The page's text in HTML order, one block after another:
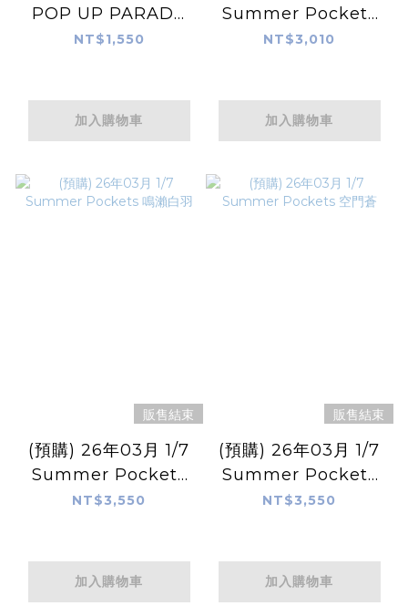
POP UP PARADE
SP 珂蕾妲·貝洛伯格
NT$1,550
加入購物車
Summer Pockets
加藤羽未
NT$3,010
加入購物車
販售結束
(預購) 26年03月 1/7
Summer Pockets
鳴瀨白羽
NT$3,550
加入購物車
販售結束
(預購) 26年03月 1/7
Summer Pockets
空門蒼
NT$3,550
加入購物車